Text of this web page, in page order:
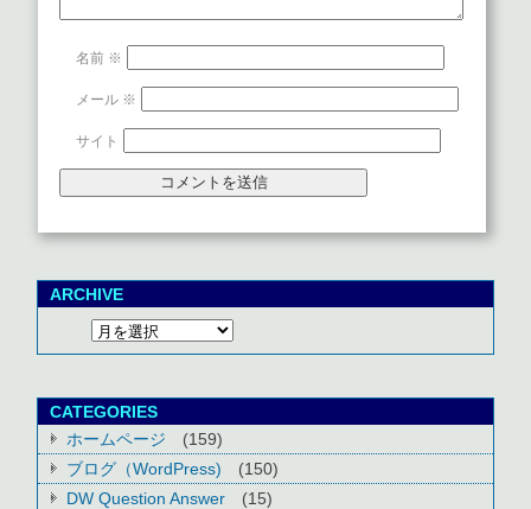
名前 ※
メール ※
サイト
ARCHIVE
CATEGORIES
ホームページ
(159)
ブログ（WordPress)
(150)
DW Question Answer
(15)